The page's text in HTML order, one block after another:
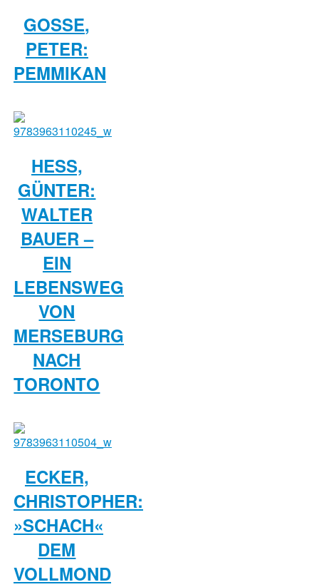
GOSSE,
PETER:
PEMMIKAN
HESS,
GÜNTER:
WALTER
BAUER –
EIN
LEBENSWEG
VON
MERSEBURG
NACH
TORONTO
ECKER,
CHRISTOPHER:
»SCHACH«
DEM
VOLLMOND